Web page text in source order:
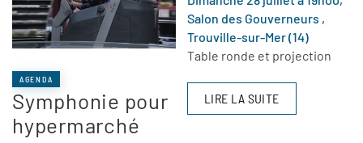
AGENDA
Symphonie pour
hypermarché
Salon des Gouverneurs ,
Trouville-sur-Mer (14)
Table ronde et projection
LIRE LA SUITE